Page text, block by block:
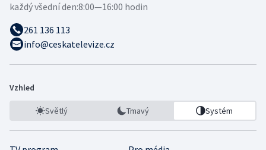
každý všední den:8:00—16:00 hodin
261 136 113
info@ceskatelevize.cz
Vzhled
Světlý Tmavý Systém